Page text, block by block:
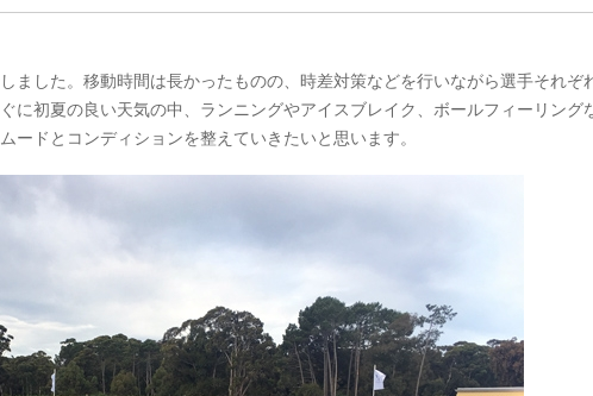
ました。移動時間は長かったものの、時差対策などを行いながら選手それぞ
に初夏の良い天気の中、ランニングやアイスブレイク、ボールフィーリング
ドとコンディションを整えていきたいと思います。